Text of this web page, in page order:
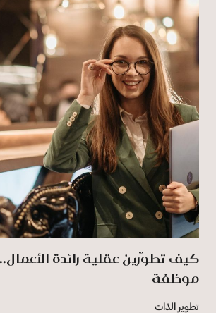
كيف تطوّرين عقلية رائدة
موظفة
تطوير الذات